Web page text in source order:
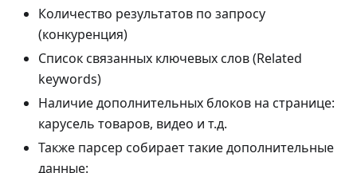
Количество результатов по запросу
(конкуренция)
Список связанных ключевых слов (Related
keywords)
Наличие дополнительных блоков на странице:
карусель товаров, видео и т.д.
Также парсер собирает такие дополнительные
данные: